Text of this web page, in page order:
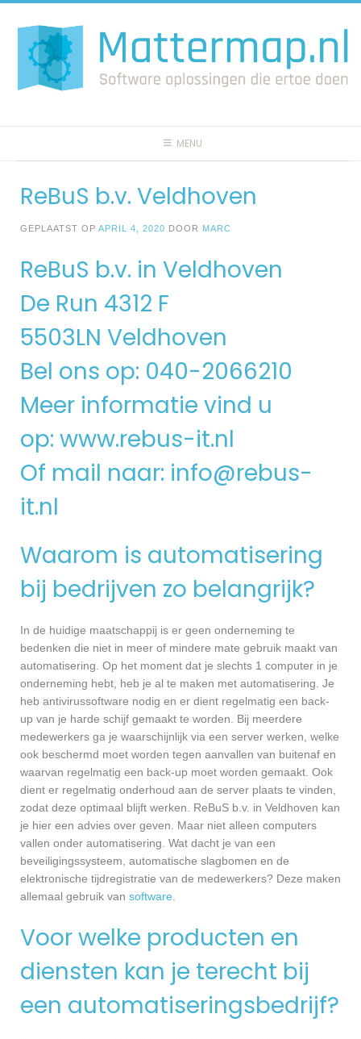
naar
inhoud
MENU
ReBuS b.v. Veldhoven
GEPLAATST OP APRIL 4, 2020 DOOR MARC
ReBuS b.v. in Veldhoven
De Run 4312 F
5503LN Veldhoven
Bel ons op: 040-2066210
Meer informatie vind u
op: www.rebus-it.nl
Of mail naar: info@rebus-
it.nl
Waarom is automatisering
bij bedrijven zo belangrijk?
In de huidige maatschappij is er geen onderneming te
bedenken die niet in meer of mindere mate gebruik maakt van
automatisering. Op het moment dat je slechts 1 computer in je
onderneming hebt, heb je al te maken met automatisering. Je
heb antivirussoftware nodig en er dient regelmatig een back-
up van je harde schijf gemaakt te worden. Bij meerdere
medewerkers ga je waarschijnlijk via een server werken, welke
ook beschermd moet worden tegen aanvallen van buitenaf en
waarvan regelmatig een back-up moet worden gemaakt. Ook
dient er regelmatig onderhoud aan de server plaats te vinden,
zodat deze optimaal blijft werken. ReBuS b.v. in Veldhoven kan
je hier een advies over geven. Maar niet alleen computers
vallen onder automatisering. Wat dacht je van een
beveiligingssysteem, automatische slagbomen en de
elektronische tijdregistratie van de medewerkers? Deze maken
allemaal gebruik van software
Voor welke producten en
diensten kan je terecht bij
een automatiseringsbedrijf?